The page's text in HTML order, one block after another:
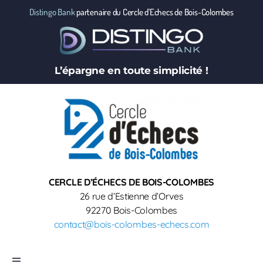
Distingo Bankpartenaire du Cercle d’Echecs de Bois-Colombes
L’épargne en toute simplicité !
CERCLE D’ÉCHECS DE BOIS-COLOMBES
26 rue d’Estienne d’Orves
92270 Bois-Colombes
contact@bois-colombes-echecs.com